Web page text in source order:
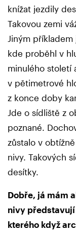
knížat jezdily
Takovou zemi
Jiným
kde proběhl v
minulého století
v pětimetrové
z konce doby
Jde o sídliště z
poznané.
zůstalo v
nivy. Takových
desítky.
Dobře, já mám
nivy
kterého když